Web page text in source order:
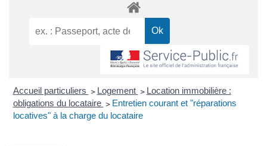
Accueil particuliers > Logement > Location immobilière :
obligations du locataire > Entretien courant et "réparations
locatives" à la charge du locataire